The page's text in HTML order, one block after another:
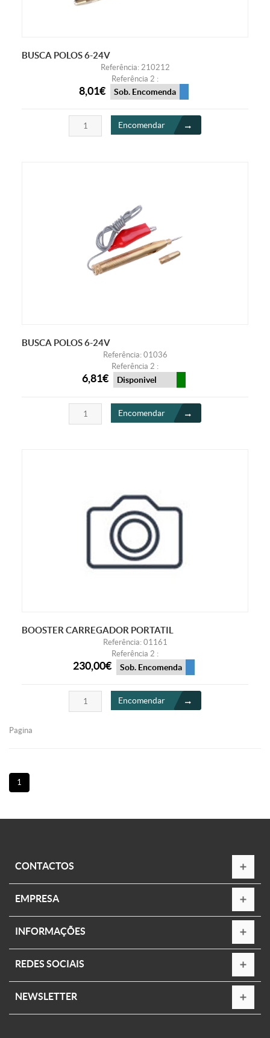
BUSCA POLOS 6-24V
Referência: 210212
Referência 2 :
8,01€ Sob. Encomenda
Encomendar
BUSCA POLOS 6-24V
Referência: 01036
Referência 2 :
6,81€ Disponivel
Encomendar
BOOSTER CARREGADOR PORTATIL
Referência: 01161
Referência 2 :
230,00€ Sob. Encomenda
Encomendar
Pagina
1
CONTACTOS
EMPRESA
INFORMAÇÕES
REDES SOCIAIS
NEWSLETTER